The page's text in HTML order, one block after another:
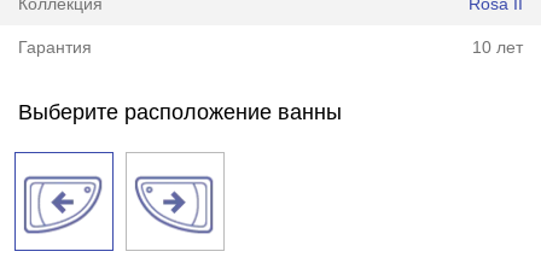
Гарантия 10 лет
Выберите расположение ванны